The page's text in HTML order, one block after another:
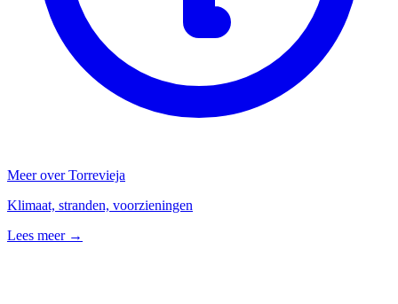
Meer over Torrevieja
Klimaat, stranden, voorzieningen
Lees meer →